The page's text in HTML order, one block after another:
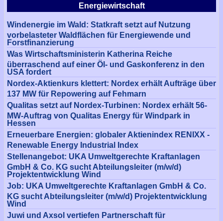
Energiewirtschaft
Windenergie im Wald: Statkraft setzt auf Nutzung
vorbelasteter Waldflächen für Energiewende und
Forstfinanzierung
Was Wirtschaftsministerin Katherina Reiche
überraschend auf einer Öl- und Gaskonferenz in den
USA fordert
Nordex-Aktienkurs klettert: Nordex erhält Aufträge über
137 MW für Repowering auf Fehmarn
Qualitas setzt auf Nordex-Turbinen: Nordex erhält 56-
MW-Auftrag von Qualitas Energy für Windpark in
Hessen
Erneuerbare Energien: globaler Aktienindex RENIXX -
Renewable Energy Industrial Index
Stellenangebot: UKA Umweltgerechte Kraftanlagen
GmbH & Co. KG sucht Abteilungsleiter (m/w/d)
Projektentwicklung Wind
Job: UKA Umweltgerechte Kraftanlagen GmbH & Co.
KG sucht Abteilungsleiter (m/w/d) Projektentwicklung
Wind
Juwi und Axsol vertiefen Partnerschaft für